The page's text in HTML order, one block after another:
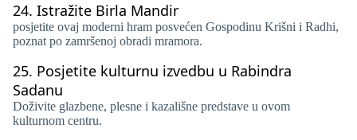
24. Istražite Birla Mandir
posjetite ovaj moderni hram posvećen Gospodinu Krišni i Radhi,
poznat po zamršenoj obradi mramora.
25. Posjetite kulturnu izvedbu u Rabindra
Sadanu
Doživite glazbene, plesne i kazališne predstave u ovom
kulturnom centru.